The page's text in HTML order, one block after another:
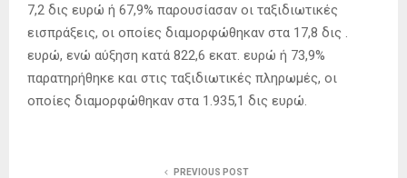
7,2 δις ευρώ ή 67,9% παρουσίασαν οι ταξιδιωτικές
εισπράξεις, οι οποίες διαμορφώθηκαν στα 17,8 δις .
ευρώ, ενώ αύξηση κατά 822,6 εκατ. ευρώ ή 73,9%
παρατηρήθηκε και στις ταξιδιωτικές πληρωμές, οι
οποίες διαμορφώθηκαν στα 1.935,1 δις ευρώ.
PREVIOUS POST